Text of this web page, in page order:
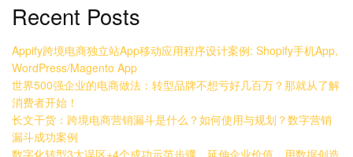
Recent Posts
Appify跨境电商独立站App移动应用程序设计案例: Shopify手机App,
WordPress/Magento App
世界500强企业的电商做法：转型品牌不想亏好几百万？那就从了解
消费者开始！
长文干货：跨境电商营销漏斗是什么？如何使用与规划？数字营销
漏斗成功案例
数字化转型3大误区+4个成功示范步骤，延伸企业价值，用数据创造